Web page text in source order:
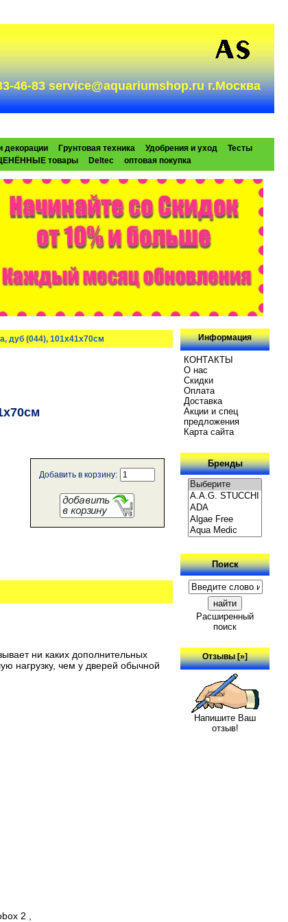
46-83 service@aquariumshop.ru г.Москва
декорации Грунтовая техника Удобрения и уход
Тесты
товары Deltec оптовая покупка
дуб (044), 101х41x70см
Добавить в корзину:
ни каких дополнительных
нагрузку, чем у дверей обычной
2 ,
Информация
КОНТАКТЫ
О нас
Скидки
Oплатa
Доставка
Акции и спец
предложения
Карта сайта
Бренды
Поиск
Расширенный
поиск
Отзывы [»]
Напишите Ваш
отзыв!